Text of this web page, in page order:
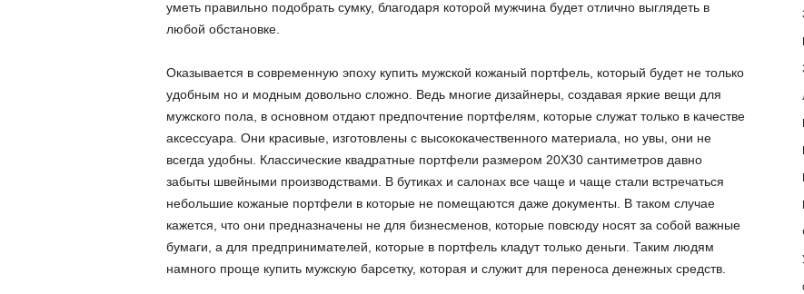
уметь правильно подобрать сумку, благодаря которой мужчина будет отлично выглядеть в
любой обстановке.
Оказывается в современную эпоху купить мужской кожаный портфель, который будет не только
удобным но и модным довольно сложно. Ведь многие дизайнеры, создавая яркие вещи для
мужского пола, в основном отдают предпочтение портфелям, которые служат только в качестве
аксессуара. Они красивые, изготовлены с высококачественного материала, но увы, они не
всегда удобны. Классические квадратные портфели размером 20Х30 сантиметров давно
забыты швейными производствами. В бутиках и салонах все чаще и чаще стали встречаться
небольшие кожаные портфели в которые не помещаются даже документы. В таком случае
кажется, что они предназначены не для бизнесменов, которые повсюду носят за собой важные
бумаги, а для предпринимателей, которые в портфель кладут только деньги. Таким людям
намного проще купить мужскую барсетку, которая и служит для переноса денежных средств.